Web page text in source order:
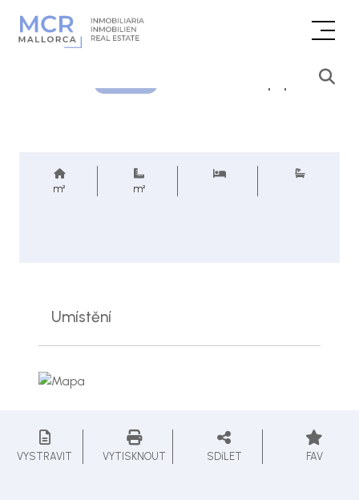
Cenová poptávka
m² m²
Umístění
VYSTRAVIT VYTISKNOUT SDíLET FAV